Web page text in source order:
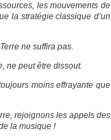
les mouvements de
la stratégie classique d’un
ne suffira pas.
ne peut être dissout.
moins effrayante que
rejoignons les appels des
la musique !